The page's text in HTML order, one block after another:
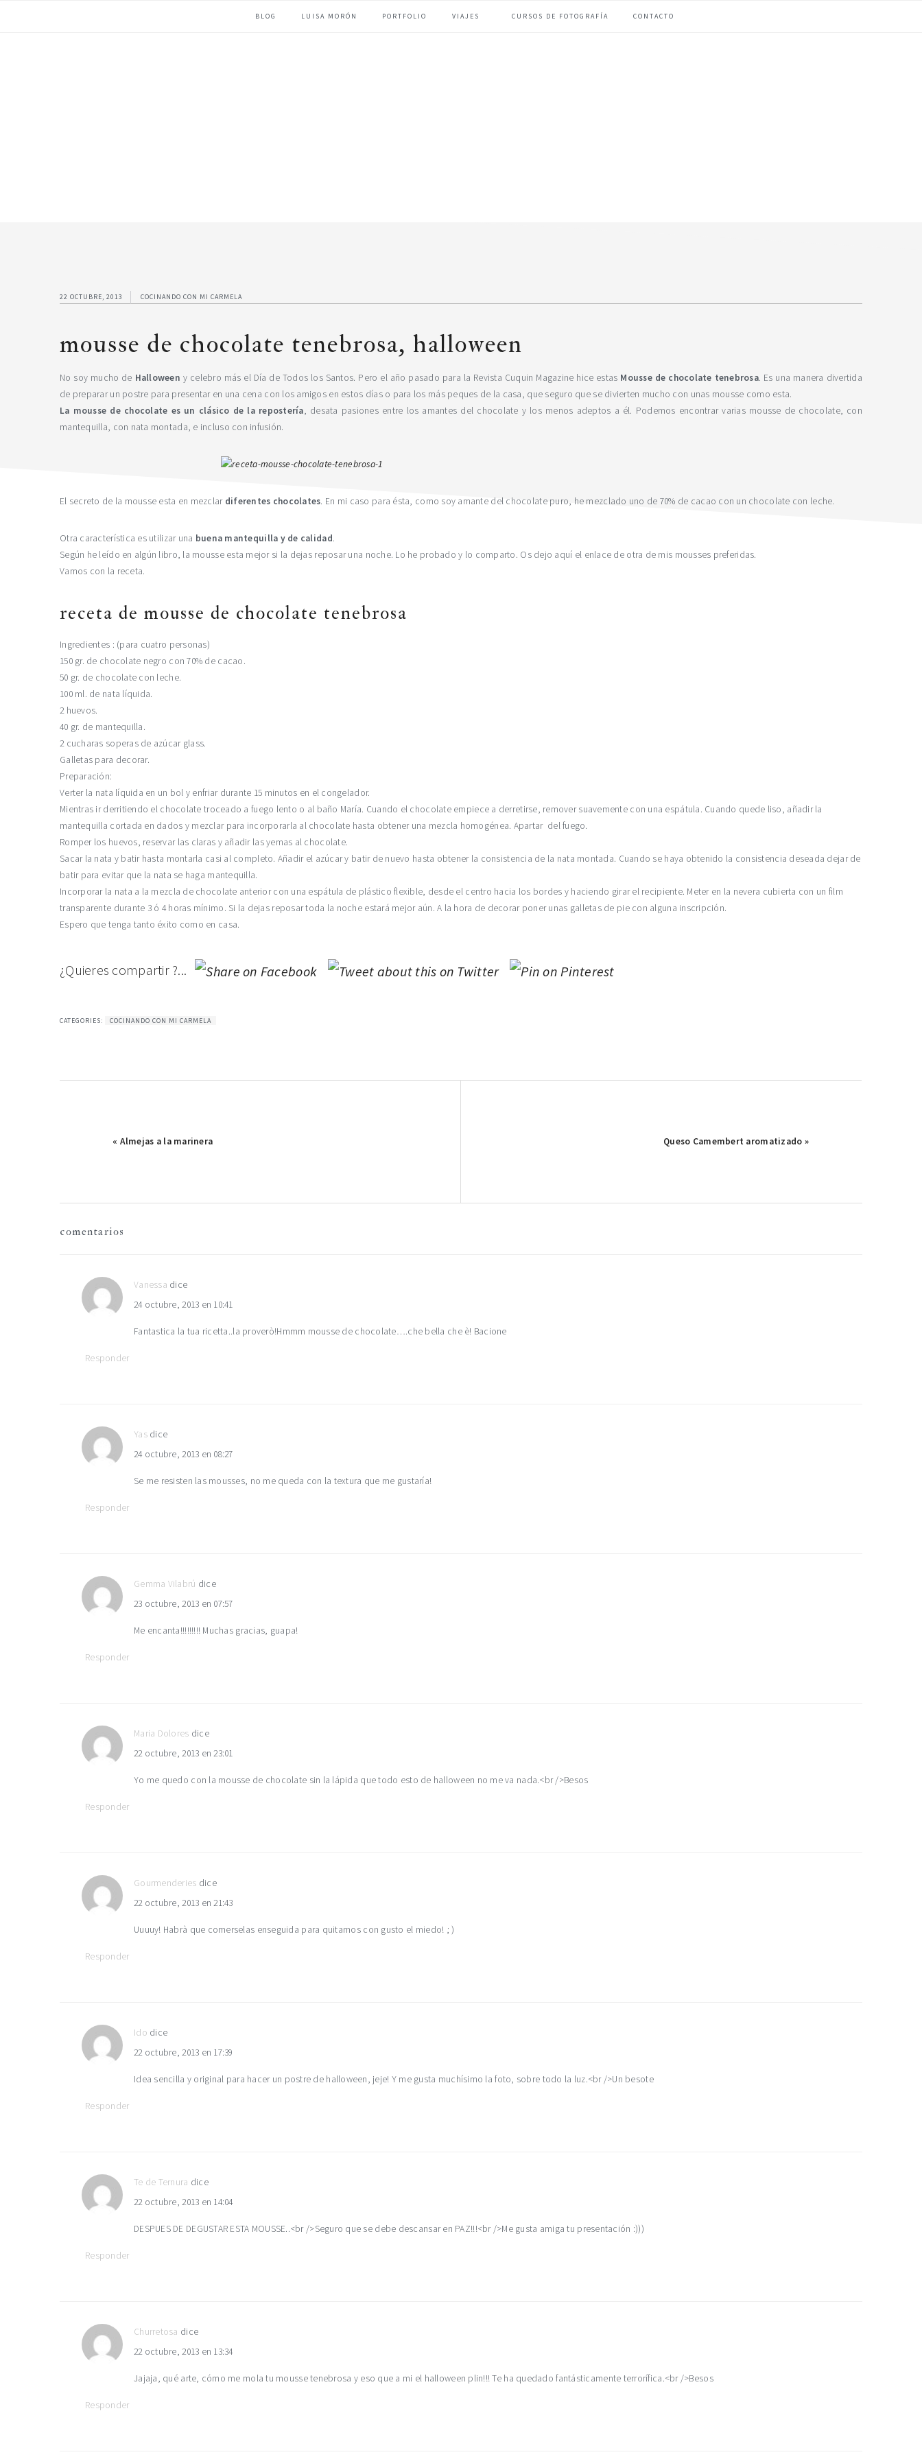
BLOG LUISA MORÓN PORTFOLIO VIAJES CURSOS DE FOTOGRAFÍA CONTACTO
22 OCTUBRE, 2013 COCINANDO CON MI CARMELA
mousse de chocolate tenebrosa, halloween
No soy mucho de Halloween y celebro más el Día de Todos los Santos. Pero el año pasado para la Revista Cuquin Magazine hice estas Mousse de chocolate tenebrosa. Es una manera divertida
de preparar un postre para presentar en una cena con los amigos en estos días o para los más peques de la casa, que seguro que se divierten mucho con unas mousse como esta.
La mousse de chocolate es un clásico de la repostería, desata pasiones entre los amantes del chocolate y los menos adeptos a él. Podemos encontrar varias mousse de chocolate, con
mantequilla, con nata montada, e incluso con infusión.
El secreto de la mousse esta en mezclar diferentes chocolates. En mi caso para ésta, como soy amante del chocolate puro, he mezclado uno de 70% de cacao con un chocolate con leche.
Otra característica es utilizar una buena mantequilla y de calidad.
Según he leído en algún libro, la mousse esta mejor si la dejas reposar una noche. Lo he probado y lo comparto. Os dejo aquí el enlace de otra de mis mousses preferidas.
Vamos con la receta.
receta de mousse de chocolate tenebrosa
Ingredientes : (para cuatro personas)
150 gr. de chocolate negro con 70% de cacao.
50 gr. de chocolate con leche.
100 ml. de nata líquida.
2 huevos.
40 gr. de mantequilla.
2 cucharas soperas de azúcar glass.
Galletas para decorar.
Preparación:
Verter la nata líquida en un bol y enfriar durante 15 minutos en el congelador.
Mientras ir derritiendo el chocolate troceado a fuego lento o al baño María. Cuando el chocolate empiece a derretirse, remover suavemente con una espátula. Cuando quede liso, añadir la
mantequilla cortada en dados y mezclar para incorporarla al chocolate hasta obtener una mezcla homogénea. Apartar del fuego.
Romper los huevos, reservar las claras y añadir las yemas al chocolate.
Sacar la nata y batir hasta montarla casi al completo. Añadir el azúcar y batir de nuevo hasta obtener la consistencia de la nata montada. Cuando se haya obtenido la consistencia deseada dejar de
batir para evitar que la nata se haga mantequilla.
Incorporar la nata a la mezcla de chocolate anterior con una espátula de plástico flexible, desde el centro hacia los bordes y haciendo girar el recipiente. Meter en la nevera cubierta con un film
transparente durante 3 ó 4 horas mínimo. Si la dejas reposar toda la noche estará mejor aún. A la hora de decorar poner unas galletas de pie con alguna inscripción.
Espero que tenga tanto éxito como en casa.
¿Quieres compartir ?...
CATEGORIES: COCINANDO CON MI CARMELA
Publicación
« Almejas a la marinera
Publicación
Queso Camembert aromatizado »
interacciones
los
lectores
comentarios
Vanessa dice
24 octubre, 2013 en 10:41
Fantastica la tua ricetta..la proverò!Hmmm mousse de chocolate….che bella che è! Bacione
Responder
Yas dice
24 octubre, 2013 en 08:27
Se me resisten las mousses, no me queda con la textura que me gustaría!
Responder
Gemma Vilabrú dice
23 octubre, 2013 en 07:57
Me encanta!!!!!!!!! Muchas gracias, guapa!
Responder
Maria Dolores dice
22 octubre, 2013 en 23:01
Yo me quedo con la mousse de chocolate sin la lápida que todo esto de halloween no me va nada.<br />Besos
Responder
Gourmenderies dice
22 octubre, 2013 en 21:43
Uuuuy! Habrà que comerselas enseguida para quitarnos con gusto el miedo! ; )
Responder
Ido dice
22 octubre, 2013 en 17:39
Idea sencilla y original para hacer un postre de halloween, jeje! Y me gusta muchísimo la foto, sobre todo la luz.<br />Un besote
Responder
Te de Ternura dice
22 octubre, 2013 en 14:04
DESPUES DE DEGUSTAR ESTA MOUSSE..<br />Seguro que se debe descansar en PAZ!!!<br />Me gusta amiga tu presentación :)))
Responder
Churretosa dice
22 octubre, 2013 en 13:34
Jajaja, qué arte, cómo me mola tu mousse tenebrosa y eso que a mi el halloween plin!!! Te ha quedado fantásticamente terrorífica.<br />Besos
Responder